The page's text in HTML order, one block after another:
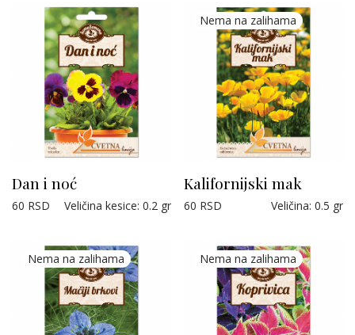
Dan i noć
Veličina kesice: 0.2 gr
60 RSD
Kalifornijski mak
Veličina: 0.5 gr
60 RSD